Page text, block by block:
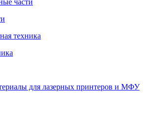
для лазерных принтеров и МФУ